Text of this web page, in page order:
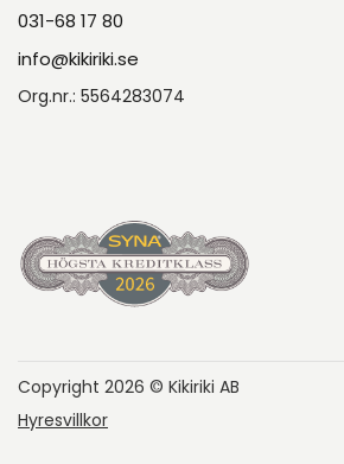
031-68 17 80
info@kikiriki.se
Org.nr.: 5564283074
Copyright 2026 © Kikiriki AB
Hyresvillkor